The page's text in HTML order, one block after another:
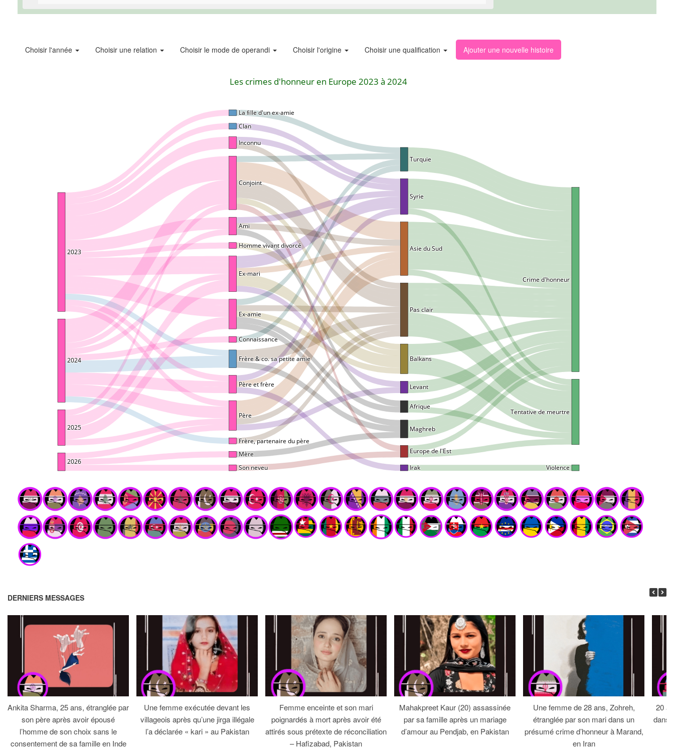
DERNIERS MESSAGES
Ankita Sharma, 25 ans, étranglée par
son père après avoir épousé
l’homme de son choix sans le
consentement de sa famille en Inde
Une femme exécutée devant les
villageois après qu’une jirga illégale
l’a déclarée « kari » au Pakistan
Femme enceinte et son mari
poignardés à mort après avoir été
attirés sous prétexte de réconciliation
– Hafizabad, Pakistan
Mahakpreet Kaur (20) assassinée
par sa famille après un mariage
d’amour au Pendjab, en Pakistan
Une femme de 28 ans, Zohreh,
étranglée par son mari dans un
présumé crime d’honneur à Marand,
en Iran
20
dans